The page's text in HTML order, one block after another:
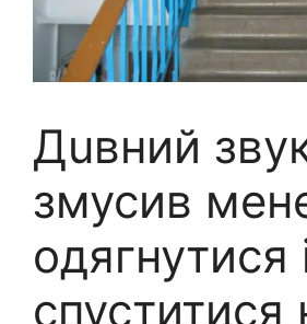
Дuвний
змусив
одягнутися
спуститися